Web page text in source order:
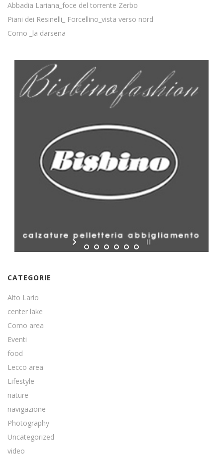
Abbadia Lariana_foce del torrente Zerbo
Piani dei Resinelli_ Forcellino_vista verso nord
Como _la darsena
CATEGORIE
Alto Lario
center lake
Como area
Eventi
food
Lecco area
Lifestyle
nature
navigazione
Photography
Uncategorized
video